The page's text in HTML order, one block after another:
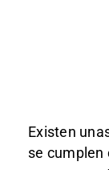
Existen
se cumplen